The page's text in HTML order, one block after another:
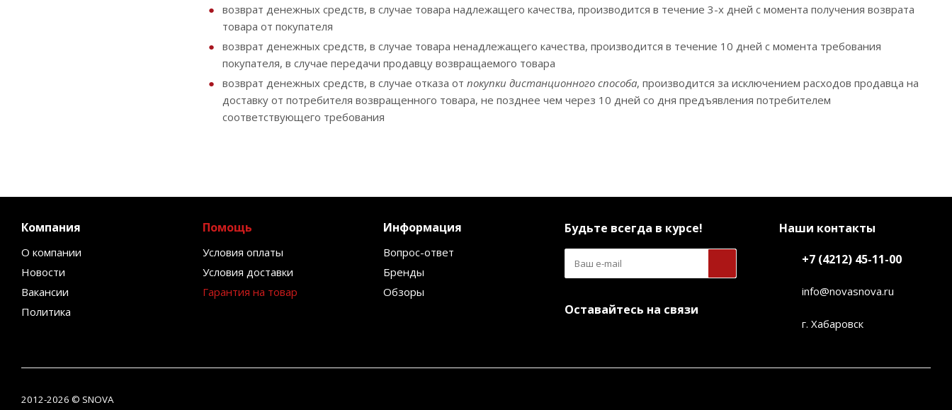
возврат денежных средств, в случае товара надлежащего качества, производится в течение 3-х дней с момента получения возврата
товара от покупателя
возврат денежных средств, в случае товара ненадлежащего качества, производится в течение 10 дней с момента требования
покупателя, в случае передачи продавцу возвращаемого товара
возврат денежных средств, в случае отказа от покупки дистанционного способа, производится за исключением расходов продавца на
доставку от потребителя возвращенного товара, не позднее чем через 10 дней со дня предъявления потребителем
соответствующего требования
Компания
О компании
Новости
Вакансии
Политика
Помощь
Условия оплаты
Условия доставки
Гарантия на товар
Информация
Вопрос-ответ
Бренды
Обзоры
Будьте всегда в курсе!
Оставайтесь на связи
Наши контакты
+7 (4212) 45-11-00
info@novasnova.ru
г. Хабаровск
2012-2026 © SNOVA